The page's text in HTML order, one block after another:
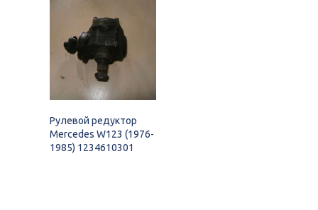
Рулевой редуктор
Mercedes W123 (1976-
1985) 1234610301